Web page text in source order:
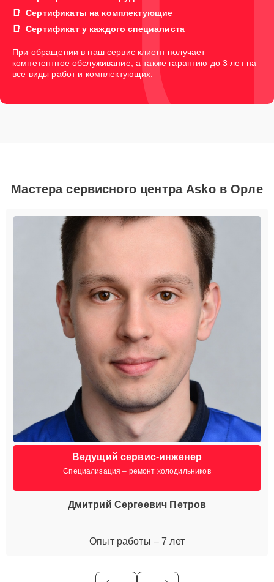
Сертификаты на комплектующие
Сертификат у каждого специалиста
При обращении в наш сервис клиент получает
компетентное обслуживание, а также гарантию до 3 лет на
все виды работ и комплектующих.
Мастера сервисного центра Asko в Орле
Ведущий сервис-инженер
Специализация – ремонт холодильников
Дмитрий Сергеевич Петров
Опыт работы – 7 лет